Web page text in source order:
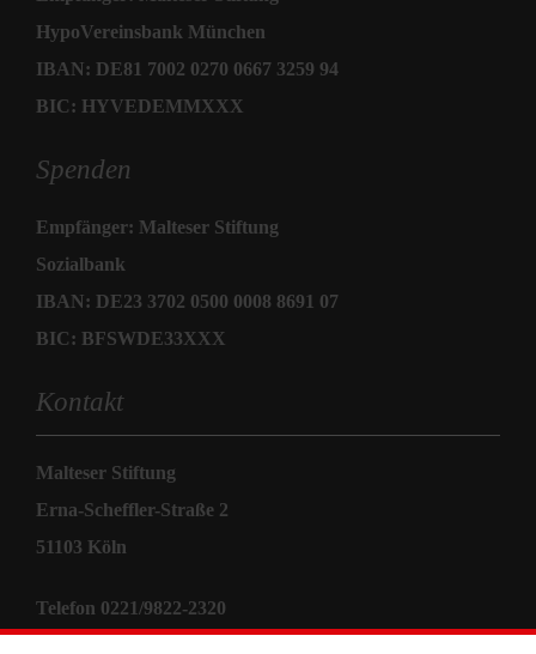
HypoVereinsbank München
IBAN: DE81 7002 0270 0667 3259 94
BIC: HYVEDEMMXXX
Spenden
Empfänger: Malteser Stiftung
Sozialbank
IBAN: DE23 3702 0500 0008 8691 07
BIC: BFSWDE33XXX
Kontakt
Malteser Stiftung
Erna-Scheffler-Straße 2
51103 Köln
Telefon 0221/9822-2320